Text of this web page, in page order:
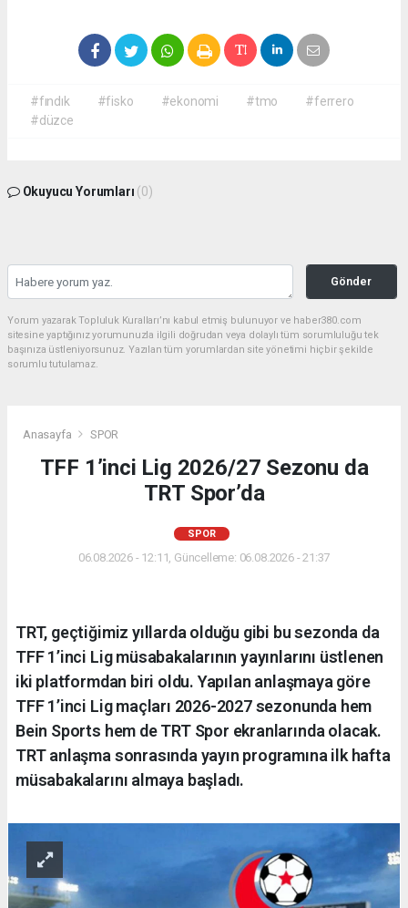
#fındık #fisko #ekonomi #tmo
#ferrero
#düzce
Okuyucu Yorumları (0)
Gönder
Yorum yazarak Topluluk Kuralları’nı kabul etmiş bulunuyor ve haber380.com
sitesine yaptığınız yorumunuzla ilgili doğrudan veya dolaylı tüm sorumluluğu tek
başınıza üstleniyorsunuz. Yazılan tüm yorumlardan site yönetimi hiçbir şekilde
sorumlu tutulamaz.
Anasayfa SPOR
TFF 1’inci Lig 2026/27 Sezonu da
TRT Spor’da
SPOR
06.08.2026 - 12:11, Güncelleme: 06.08.2026 - 21:37
TRT, geçtiğimiz yıllarda olduğu gibi bu sezonda da
TFF 1’inci Lig müsabakalarının yayınlarını üstlenen
iki platformdan biri oldu. Yapılan anlaşmaya göre
TFF 1’inci Lig maçları 2026-2027 sezonunda hem
Bein Sports hem de TRT Spor ekranlarında olacak.
TRT anlaşma sonrasında yayın programına ilk hafta
müsabakalarını almaya başladı.